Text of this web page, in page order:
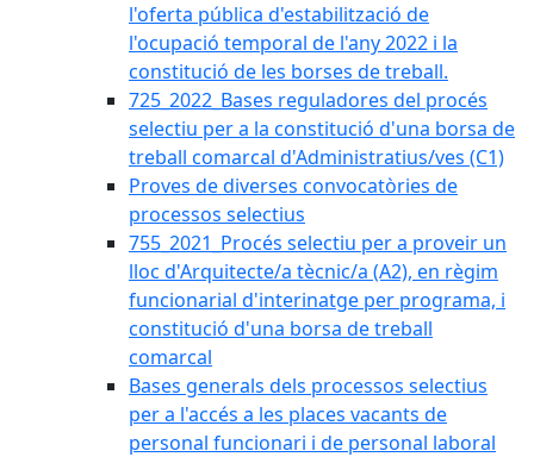
l'oferta pública d'estabilització de
l'ocupació temporal de l'any 2022 i la
constitució de les borses de treball.
725_2022_Bases reguladores del procés
selectiu per a la constitució d'una borsa de
treball comarcal d'Administratius/ves (C1)
Proves de diverses convocatòries de
processos selectius
755_2021_Procés selectiu per a proveir un
lloc d'Arquitecte/a tècnic/a (A2), en règim
funcionarial d'interinatge per programa, i
constitució d'una borsa de treball
comarcal
Bases generals dels processos selectius
per a l'accés a les places vacants de
personal funcionari i de personal laboral